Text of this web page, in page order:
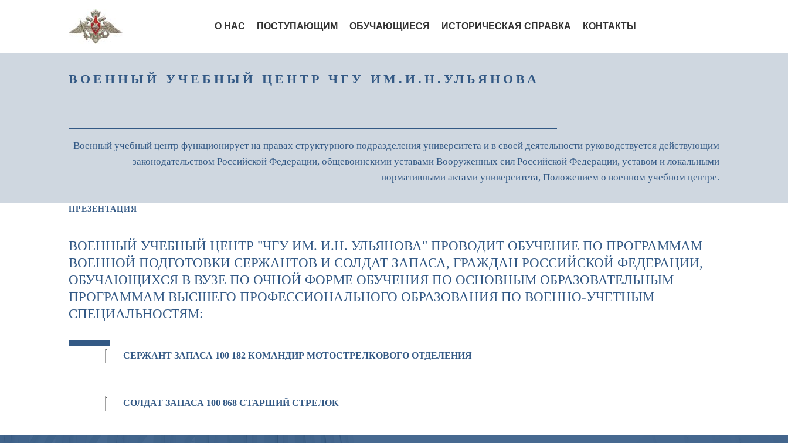
О НАС ПОСТУПАЮЩИМ ОБУЧАЮЩИЕСЯ ИСТОРИЧЕСКАЯ СПРАВКА КОНТАКТЫ
ВОЕННЫЙ УЧЕБНЫЙ ЦЕНТР ЧГУ ИМ.И.Н.УЛЬЯНОВА
Военный учебный центр функционирует на правах структурного подразделения университета и в своей деятельности руководствуется действующим
законодательством Российской Федерации, общевоинскими уставами Вооруженных cил Российской Федерации, уставом и локальными
нормативными актами университета, Положением о военном учебном центре.
ПРЕЗЕНТАЦИЯ
ВОЕННЫЙ УЧЕБНЫЙ ЦЕНТР "ЧГУ ИМ. И.Н. УЛЬЯНОВА" ПРОВОДИТ ОБУЧЕНИЕ ПО ПРОГРАММАМ
ВОЕННОЙ ПОДГОТОВКИ СЕРЖАНТОВ И СОЛДАТ ЗАПАСА, ГРАЖДАН РОССИЙСКОЙ ФЕДЕРАЦИИ,
ОБУЧАЮЩИХСЯ В ВУЗЕ ПО ОЧНОЙ ФОРМЕ ОБУЧЕНИЯ ПО ОСНОВНЫМ ОБРАЗОВАТЕЛЬНЫМ
ПРОГРАММАМ ВЫСШЕГО ПРОФЕССИОНАЛЬНОГО ОБРАЗОВАНИЯ ПО ВОЕННО-УЧЕТНЫМ
СПЕЦИАЛЬНОСТЯМ:
СЕРЖАНТ ЗАПАСА 100 182 КОМАНДИР МОТОСТРЕЛКОВОГО ОТДЕЛЕНИЯ
СОЛДАТ ЗАПАСА 100 868 СТАРШИЙ СТРЕЛОК